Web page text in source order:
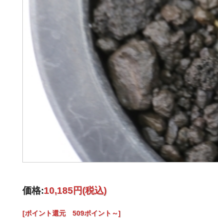
価格:10,185円(税込)
[ポイント還元 509ポイント～]